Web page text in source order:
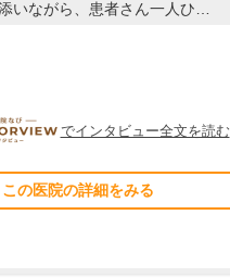
いながら、患者さん一人ひ…
DOCTORVIEW
でインタビュー全文を読む
この医院の詳細をみる